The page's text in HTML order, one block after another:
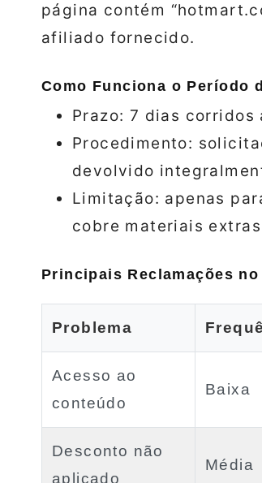
página contém
afiliado fornecido.
Como Funciona o Período
Prazo: 7 dias
Procedimento:
devolvido
Limitação: apenas
cobre materiais
Principais Reclamações
Problema
Acesso ao
conteúdo
Baixa
Desconto não
aplicado
Média